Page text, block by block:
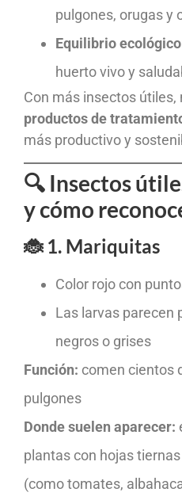
pulgones, orugas y
Equilibrio ecológico
huerto vivo y
Con más insectos útiles,
productos de
más productivo y
🔍 Insectos
y cómo
🐞 1. Mariquitas
Color rojo con
Las larvas parecen
negros o grises
Función: comen cientos
pulgones
Donde suelen aparecer:
plantas con hojas tiernas
(como tomates,